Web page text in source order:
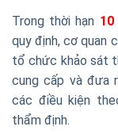
Trong thời hạn 10
quy định, cơ quan
tổ chức khảo sát
cung cấp và đưa
các điều kiện
thẩm định.